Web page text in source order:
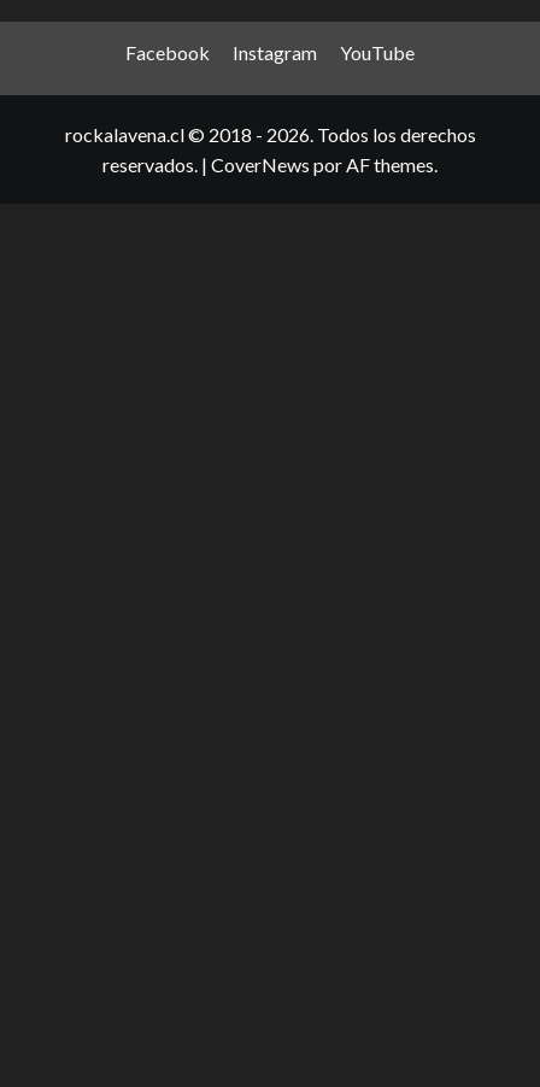
Facebook Instagram YouTube
rockalavena.cl © 2018 - 2026. Todos los derechos
reservados. | CoverNews por AF themes.